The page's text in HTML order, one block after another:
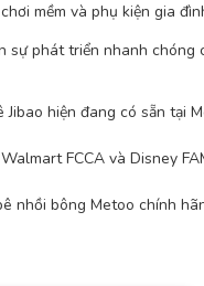
mềm và phụ kiện gia
phát triển nhanh
hiện đang có sẵn
FCCA và Disney
nhồi bông Metoo chính